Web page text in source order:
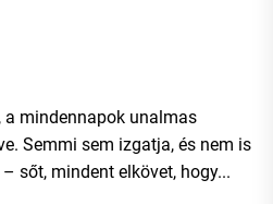
a mindennapok unalmas
Semmi sem izgatja, és nem is
sőt, mindent elkövet, hogy...